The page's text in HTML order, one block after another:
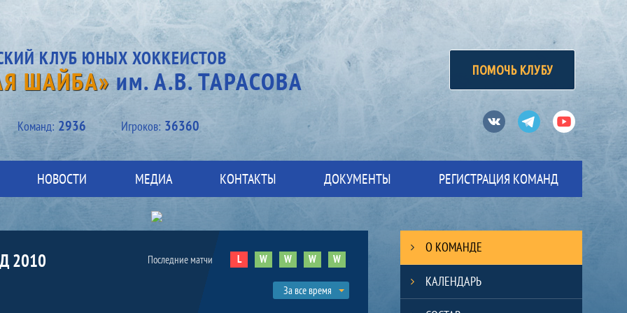
КЛУБ ЮНЫХ ХОККЕИСТОВ
ШАЙБА»им. А.В. ТАРАСОВА
Kоманд: 2936 Игроков: 36360
ПОМОЧЬ КЛУБУ
ВконтактеТелеграмЮтуб
НОВОСТИ МЕДИА КОНТАКТЫ ДОКУМЕНТЫ РЕГИСТРАЦИЯ КОМАНД
2010 Последние матчи L W W W W
За все время
О КОМАНДЕ
КАЛЕНДАРЬ